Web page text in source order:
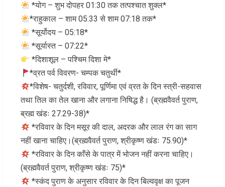
*योग – शुभ दोपहर 01:30 तक तत्पश्चात शुक्ल*
*राहुकाल – शाम 05:33 से शाम 07:18 तक*
*सूर्योदय – 05:18*
*सूर्यास्त – 07:22*
*दिशाशूल – पश्चिम दिशा मे*
*व्रत पर्व विवरण- चम्पक चतुर्थी*
*विशेष- चतुर्दशी, रविवार, पूर्णिमा एवं व्रत के दिन स्त्री-सहवास
तथा तिल का तेल खाना और लगाना निषिद्ध है। (ब्रह्मवैवर्त पुराण,
ब्रह्म खंडः 27.29-38)*
*रविवार के दिन मसूर की दाल, अदरक और लाल रंग का साग
नहीं खाना चाहिए।(ब्रह्मवैवर्त पुराण, श्रीकृष्ण खंडः 75.90)*
*रविवार के दिन काँसे के पात्र में भोजन नहीं करना चाहिए।
(ब्रह्मवैवर्त पुराण, श्रीकृष्ण खंडः 75)*
*स्कंद पुराण के अनुसार रविवार के दिन बिल्ववृक्ष का पूजन